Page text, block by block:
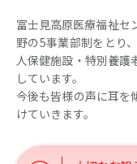
富士見高原医療福祉セ
野の5事業部制をとり、
人保健施設・ 特別養護
しています。
今後も皆様の声に耳を
けていきます。